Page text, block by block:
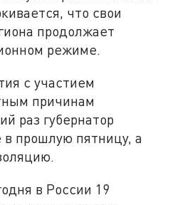
что свои
продолжает
режиме.
с участием
причинам
раз губернатор
в прошлую пятницу, а
в России 19